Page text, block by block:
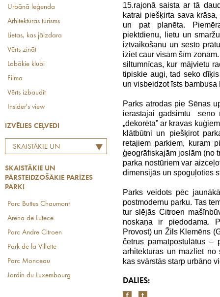
Urbānā leģenda
Arhitektūras tūrisms
Lietas, kas jāizdara
Vērts zināt
Labākie klubi
Filma
Vērts izbaudīt
Insider's view
IZVĒLIES CEĻVEDI
SKAISTĀKIE UN
PARKI
SKAISTĀKIE UN
PĀRSTEIDZOŠĀKIE PARĪZES
PARKI
Parc Buttes Chaumont
Arena de Lutece
Parc Andre Citroen
Park de la Villette
Parc Monceau
Jardin du Luxembourg
15.rajonā saista ar tā
katrai piešķirta sava
un pat planēta.
piektdienu, lietu un
iztvaikošanu un sesto
iziet caur visām šīm
siltumnīcas, kur mājvietu
tipiskie augi, tad seko
un visbeidzot īsts
Parks atrodas pie Sēnas
ierastajai gadsimtu seno
„dekorēta” ar kravas
klātbūtni un piešķirot
retajiem parkiem, kuram
ģeogrāfiskajām joslām (no
parka nostūriem var
dimensijās un spoguļoties
Parks veidots pēc
postmodernu parku. Tas
tur slējās Citroen
noskaņa ir piedodama.
Provost) un Žils Klemēns
četrus pamatpostulātus –
arhitektūras un mazliet no
kas svārstās starp urbāno
DALIES: